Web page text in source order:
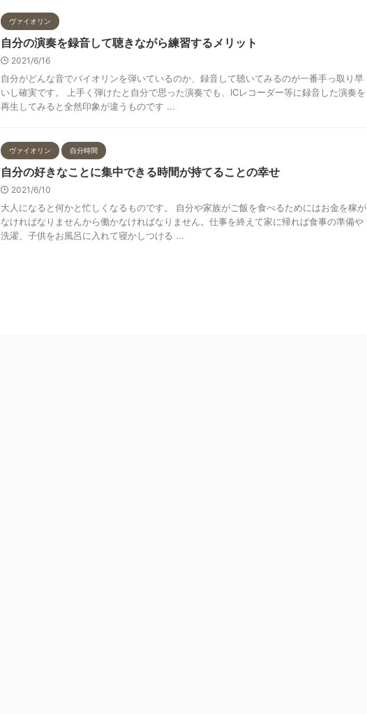
ヴァイオリン
自分の演奏を録音して聴きながら練習するメリット
2021/6/16
自分がどんな音でバイオリンを弾いているのか、録音して聴いてみるのが一番手っ取り早
いし確実です。 上手く弾けたと自分で思った演奏でも、ICレコーダー等に録音した演奏を
再生してみると全然印象が違うものです ...
ヴァイオリン 自分時間
自分の好きなことに集中できる時間が持てることの幸せ
2021/6/10
大人になると何かと忙しくなるものです。 自分や家族がご飯を食べるためにはお金を稼が
なければなりませんから働かなければなりません。仕事を終えて家に帰れば食事の準備や
洗濯、子供をお風呂に入れて寝かしつける ...